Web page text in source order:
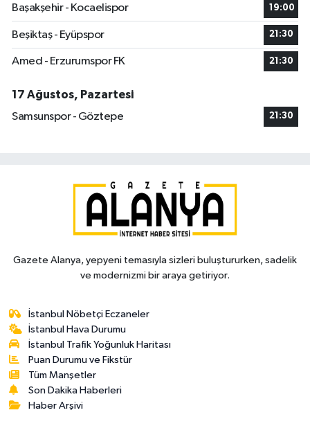
Başakşehir - Kocaelispor
19:00
Beşiktaş - Eyüpspor 21:30
Amed - Erzurumspor FK 21:30
17 Ağustos, Pazartesi
Samsunspor - Göztepe
21:30
Gazete Alanya, yepyeni temasıyla sizleri buluştururken, sadelik
ve modernizmi bir araya getiriyor.
İstanbul Nöbetçi Eczaneler
İstanbul Hava Durumu
İstanbul Trafik Yoğunluk Haritası
Puan Durumu ve Fikstür
Tüm Manşetler
Son Dakika Haberleri
Haber Arşivi